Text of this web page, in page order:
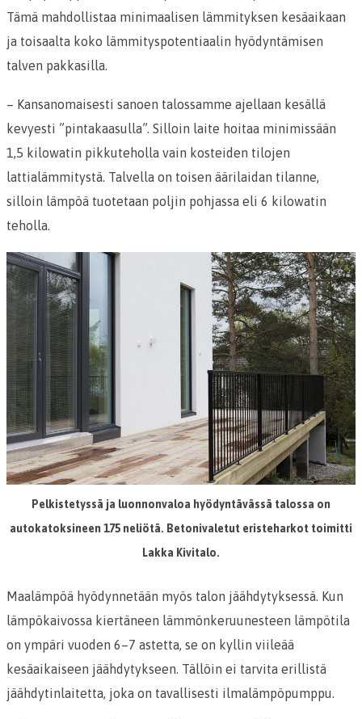
Tämä mahdollistaa minimaalisen lämmityksen kesäaikaan
ja toisaalta koko lämmityspotentiaalin hyödyntämisen
talven pakkasilla.
– Kansanomaisesti sanoen talossamme ajellaan kesällä
kevyesti ”pintakaasulla”. Silloin laite hoitaa minimissään
1,5 kilowatin pikkuteholla vain kosteiden tilojen
lattialämmitystä. Talvella on toisen äärilaidan tilanne,
silloin lämpöä tuotetaan poljin pohjassa eli 6 kilowatin
teholla.
Pelkistetyssä ja luonnonvaloa hyödyntävässä talossa on
autokatoksineen 175 neliötä. Betonivaletut eristeharkot toimitti
Lakka Kivitalo.
Maalämpöä hyödynnetään myös talon jäähdytyksessä. Kun
lämpökaivossa kiertäneen lämmönkeruunesteen lämpötila
on ympäri vuoden 6–7 astetta, se on kyllin viileää
kesäaikaiseen jäähdytykseen. Tällöin ei tarvita erillistä
jäähdytinlaitetta, joka on tavallisesti ilmalämpöpumppu.